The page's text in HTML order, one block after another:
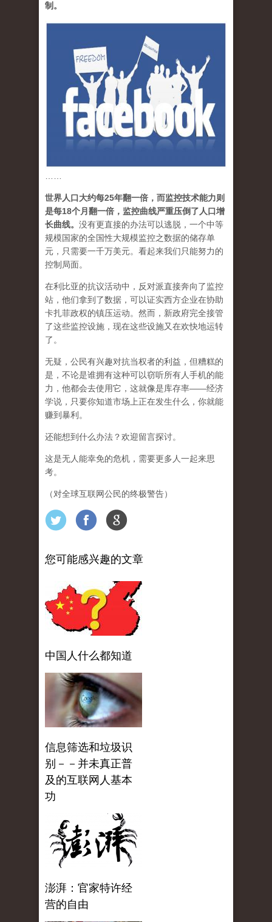
制。
世界人口大约每25年翻一倍，而监控技术能力则
是每18个月翻一倍，监控曲线严重压倒了人口增
长曲线。 没有更直接的办法可以逃脱，一个中等
规模国家的全国性大规模监控之数据的储存单
元，只需要一千万美元。看起来我们只能努力的
控制局面。
在利比亚的抗议活动中，反对派直接奔向了监控
站，他们拿到了数据，可以证实西方企业在协助
卡扎菲政权的镇压运动。然而，新政府完全接管
了这些监控设施，现在这些设施又在欢快地运转
了。
无疑，公民有兴趣对抗当权者的利益，但糟糕的
是，不论是谁拥有这种可以窃听所有人手机的能
力，他都会去使用它，这就像是库存率——经济
学说，只要你知道市场上正在发生什么，你就能
赚到暴利。
还能想到什么办法？欢迎留言探讨。
这是无人能幸免的危机，需要更多人一起来思
考。
（对全球互联网公民的终极警告）
您可能感兴趣的文章
中国人什么都知道
信息筛选和垃圾识
别－－并未真正普
及的互联网人基本
功
澎湃：官家特许经
营的自由